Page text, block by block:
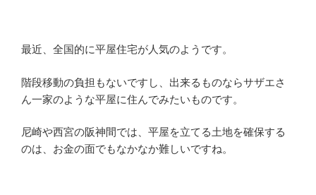
最近、全国的に平屋住宅が人気のようです。
階段移動の負担もないですし、出来るものならサザエさ
ん一家のような平屋に住んでみたいものです。
尼崎や西宮の阪神間では、平屋を立てる土地を確保する
のは、お金の面でもなかなか難しいですね。